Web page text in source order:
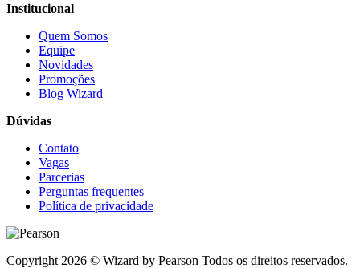
Institucional
Quem Somos
Equipe
Novidades
Promoções
Blog Wizard
Dúvidas
Contato
Vagas
Parcerias
Perguntas frequentes
Política de privacidade
Copyright 2026 © Wizard by Pearson Todos os direitos reservados.